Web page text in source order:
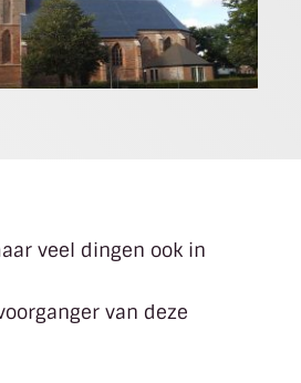
veel dingen ook in
van deze